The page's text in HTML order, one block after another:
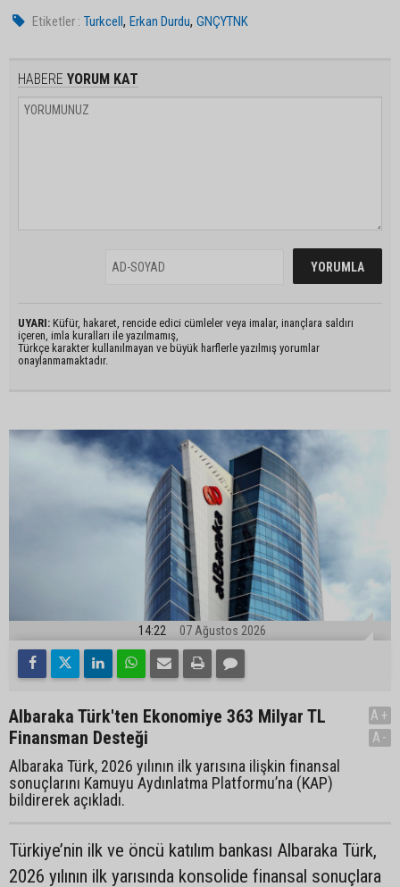
Etiketler : Turkcell,Erkan Durdu,GNÇYTNK
HABERE YORUM KAT
UYARI: Küfür, hakaret, rencide edici cümleler veya imalar, inançlara saldırı
içeren, imla kuralları ile yazılmamış,
Türkçe karakter kullanılmayan ve büyük harflerle yazılmış yorumlar
onaylanmamaktadır.
14:22 07 Ağustos 2026
Albaraka Türk'ten Ekonomiye 363 Milyar TL
Finansman Desteği
Albaraka Türk, 2026 yılının ilk yarısına ilişkin finansal
sonuçlarını Kamuyu Aydınlatma Platformu’na (KAP)
bildirerek açıkladı.
A+
A-
Türkiye’nin ilk ve öncü katılım bankası Albaraka Türk,
2026 yılının ilk yarısında konsolide finansal sonuçlara